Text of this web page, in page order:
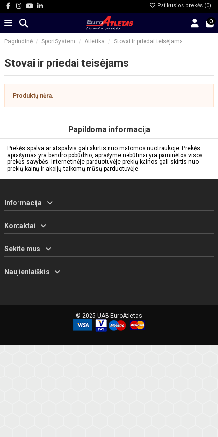
Patikusios prekės (0)
0
Pagrindinė SportSystem Atletika Stovai ir priedai teisėjams
Stovai ir priedai teisėjams
Produktų nėra.
Papildoma informacija
Prekės spalva ar atspalvis gali skirtis nuo matomos nuotraukoje. Prekės
aprašymas yra bendro pobūdžio, aprašyme nebūtinai yra paminėtos visos
prekės savybės. Internetinėje parduotuvėje prekių kainos gali skirtis nuo
prekių kainų ir akcijų taikomų mūsų parduotuvėje.
Informacija
Kontaktai
Sekite mus
Naujienlaiškis
© 2025 UAB EuroAtletas